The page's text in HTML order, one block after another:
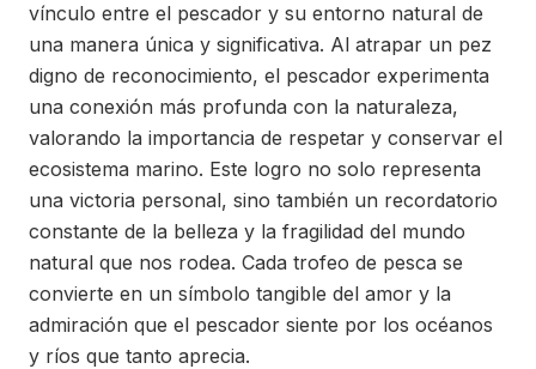
vínculo entre el pescador y su entorno natural de
una manera única y significativa. Al atrapar un pez
digno de reconocimiento, el pescador experimenta
una conexión más profunda con la naturaleza,
valorando la importancia de respetar y conservar el
ecosistema marino. Este logro no solo representa
una victoria personal, sino también un recordatorio
constante de la belleza y la fragilidad del mundo
natural que nos rodea. Cada trofeo de pesca se
convierte en un símbolo tangible del amor y la
admiración que el pescador siente por los océanos
y ríos que tanto aprecia.